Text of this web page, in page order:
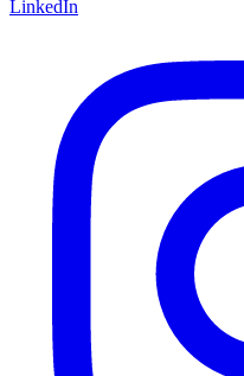
LinkedIn